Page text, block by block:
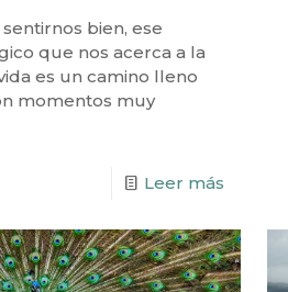
bien, ese
que nos acerca a la
es un camino lleno
momentos muy
Leer más